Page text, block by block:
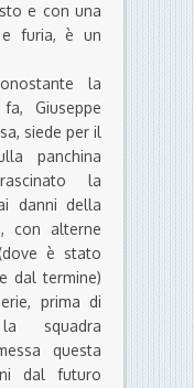
e con una
furia, è un
la
Giuseppe
siede per il
panchina
la
danni della
con alterne
è stato
dal termine)
prima di
squadra
questa
dal futuro